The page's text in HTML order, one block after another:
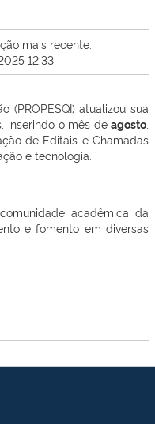
mais recente:
12:33
(PROPESQI) atualizou sua
inserindo o mês de agosto
de Editais e Chamadas
e tecnologia.
acadêmica da
e fomento em diversas